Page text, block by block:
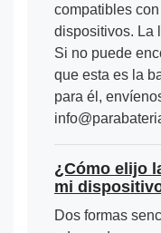
compatibles
dispositivos. La
Si no puede
que esta es la
para él,
¿Cómo elijo
mi
Dos formas